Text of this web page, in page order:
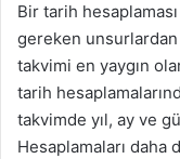
Bir tarih
gereken
takvimi en yaygın
tarih
takvimde yıl, ay ve
Hesaplamaları daha